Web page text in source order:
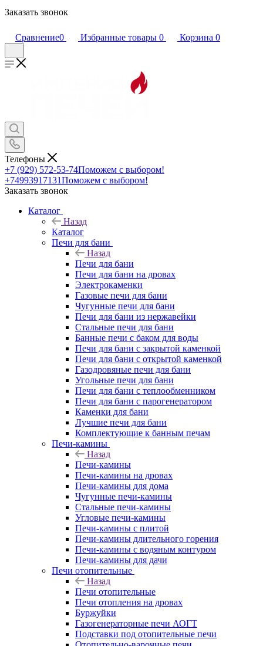
Заказать звонок
Сравнение0 Избранные товары 0 Корзина 0
Телефоны
+7 (929) 572-53-74Поможем с выбором!
+74993917131Поможем с выбором!
Заказать звонок
Каталог
Назад
Каталог
Печи для бани
Назад
Печи для бани
Печи для бани на дровах
Электрокаменки
Газовые печи для бани
Чугунные печи для бани
Печи для бани из нержавейки
Стальные печи для бани
Банные печи с баком для воды
Печи для бани с закрытой каменкой
Печи для бани с открытой каменкой
Газодровяные печи для бани
Угольные печи для бани
Печи для бани с теплообменником
Печи для бани с парогенератором
Каменки для бани
Лучшие печи для бани
Комплектующие к банным печам
Печи-камины
Назад
Печи-камины
Печи-камины на дровах
Печи-камины для дома
Чугунные печи-камины
Стальные печи-камины
Угловые печи-камины
Печи-камины с плитой
Печи-камины длительного горения
Печи-камины с водяным контуром
Печи-камины для дачи
Печи отопительные
Назад
Печи отопительные
Печи отопления на дровах
Буржуйки
Газогенераторные печи АОГТ
Подставки под отопительные печи